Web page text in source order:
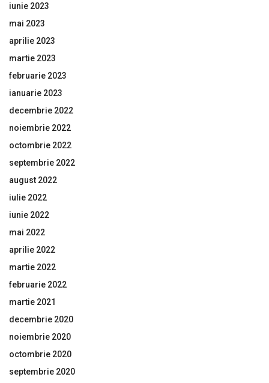
iunie 2023
mai 2023
aprilie 2023
martie 2023
februarie 2023
ianuarie 2023
decembrie 2022
noiembrie 2022
octombrie 2022
septembrie 2022
august 2022
iulie 2022
iunie 2022
mai 2022
aprilie 2022
martie 2022
februarie 2022
martie 2021
decembrie 2020
noiembrie 2020
octombrie 2020
septembrie 2020